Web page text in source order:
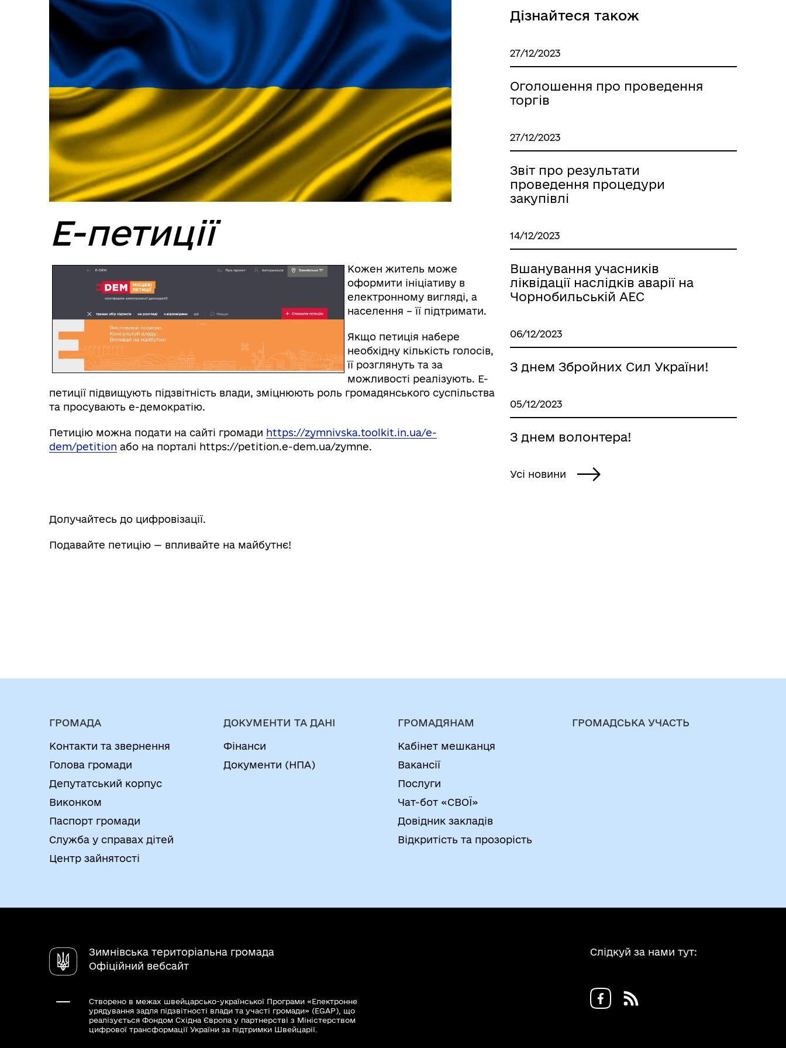
Е-петиції
Кожен житель може
оформити ініціативу в
електронному вигляді, а
населення – її підтримати.
Якщо петиція набере
необхідну кількість голосів,
її розглянуть та за
можливості реалізують. Е-
петиції підвищують підзвітність влади, зміцнюють роль громадянського суспільства
та просувають е-демократію.
Петицію можна подати на сайті громади https://zymnivska.toolkit.in.ua/e-
dem/petition або на порталі https://petition.e-dem.ua/zymne.
Долучайтесь до цифровізації.
Подавайте петицію — впливайте на майбутнє!
Дізнайтеся також
27/12/2023
Оголошення про проведення
торгів
27/12/2023
Звіт про результати
проведення процедури
закупівлі
14/12/2023
Вшанування учасників
ліквідації наслідків аварії на
Чорнобильській АЕС
06/12/2023
З днем Збройних Сил України!
05/12/2023
З днем волонтера!
Усі новини
ГРОМАДА
Контакти та звернення
Голова громади
Депутатський корпус
Виконком
Паспорт громади
Служба у справах дітей
Центр зайнятості
ДОКУМЕНТИ ТА ДАНІ
Фінанси
Документи (НПА)
ГРОМАДЯНАМ
Кабінет мешканця
Вакансії
Послуги
Чат-бот «СВОЇ»
Довідник закладів
Відкритість та прозорість
ГРОМАДСЬКА УЧАСТЬ
Зимнівська територіальна громада
Офіційний вебсайт
Створено в межах швейцарсько-української Програми «Електронне
урядування задля підзвітності влади та участі громади» (EGAP), що
реалізується Фондом Східна Європа у партнерстві з Міністерством
цифрової трансформації України за підтримки Швейцарії.
Слідкуй за нами тут: